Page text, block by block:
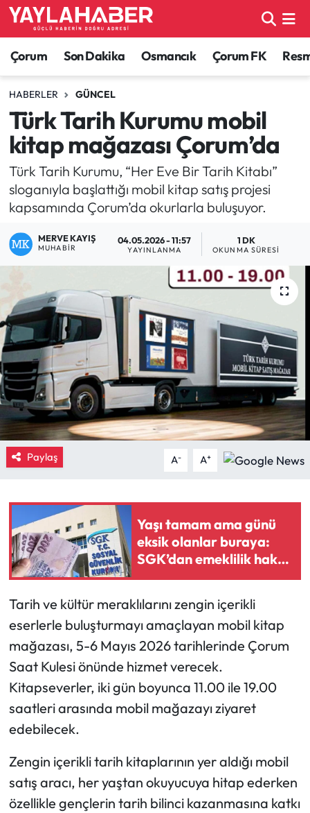
Çorum Son Dakika Osmancık Çorum FK
HABERLER GÜNCEL
Türk Tarih Kurumu mobil
kitap mağazası Çorum’da
Türk Tarih Kurumu, “Her Eve Bir Tarih Kitabı”
sloganıyla başlattığı mobil kitap satış projesi
kapsamında Çorum’da okurlarla buluşuyor.
MERVE KAYIŞ
MUHABIR
04.05.2026 - 11:57
YAYINLANMA
1 DK
OKUNMA SÜRESI
Paylaş A- A+
Yaşı tamam ama günü
eksik olanlar buraya:
SGK’dan emeklilik hakkı
kazandıran reçete
Tarih ve kültür meraklılarını zengin içerikli
eserlerle buluşturmayı amaçlayan mobil kitap
mağazası, 5-6 Mayıs 2026 tarihlerinde Çorum
Saat Kulesi önünde hizmet verecek.
Kitapseverler, iki gün boyunca 11.00 ile 19.00
saatleri arasında mobil mağazayı ziyaret
edebilecek.
Zengin içerikli tarih kitaplarının yer aldığı mobil
satış aracı, her yaştan okuyucuya hitap ederken
özellikle gençlerin tarih bilinci kazanmasına katkı
Alaca Haberleri
Bayat Haberleri
Bilgi - Keşfet Haberleri
Bilim ve Teknoloji
Boğazkale Haberleri
Çorum Son Dakika Haberleri
Dodurga Haberleri
Eğitim
Ekonomi
Güncel
İskilip Haberleri
Kimdir?
Kültür Sanat
Laçin Haberleri
Magazin
Mecitözü Haberleri
Oğuzlar Haberleri
Ortaköy Haberleri
Osmancık Haberleri
Otomotiv
Çorum Nöbetçi Eczaneler
Çorum Hava Durumu
Çorum Namaz Vakitleri
Çorum Trafik Yoğunluk Haritası
TFF 1.Lig Puan Durumu ve Fikstür
Son Dakika Haberleri
Haber Arşivi